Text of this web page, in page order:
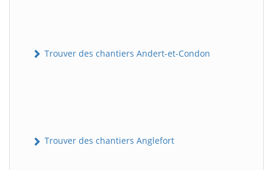
Trouver des chantiers Andert-et-Condon
Trouver des chantiers Anglefort